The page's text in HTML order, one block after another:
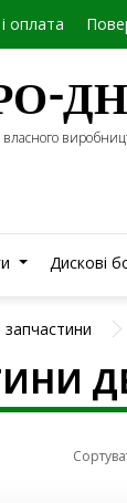
оплата
Дискові
запчастини